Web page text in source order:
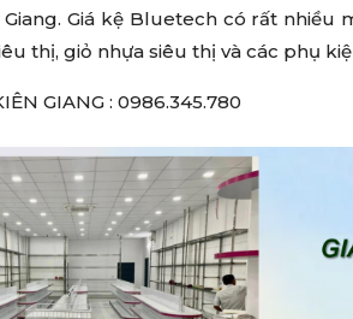
Giá kệ Bluetech có rất nhiều
thị, giỏ nhựa siêu thị và các phụ
GIANG : 0986.345.780